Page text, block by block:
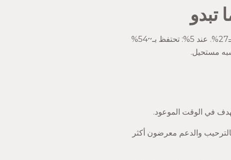
تبدو
27%. عند 5%: تحتفظ بـ~54%
في الوقت الموعود.
سريعاً بالترحيب والدعم معرضون أكثر